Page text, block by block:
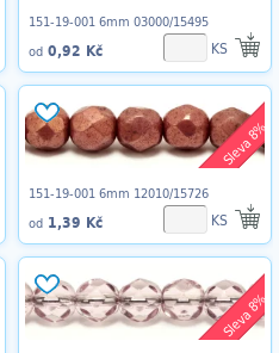
151-19-001 6mm 03000/15495
od 0,92 Kč KS
Sleva 8%
151-19-001 6mm 12010/15726
od 1,39 Kč KS
Sleva 8%